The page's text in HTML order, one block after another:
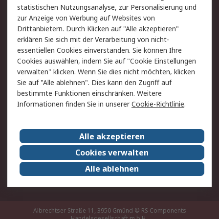
Hilfe
Rechtliches
RS Verkaufs- und
Lieferbedingungen
Datenschutz
Cookie-Richtlinie
Zahlungsbedingungen
Impressum
Webseite Konditionen
RS weltweit
Karriere bei RS
Nachhaltigkeit
Qualität/Zertifikate
Presse-Center
Event-Center
Albrechtser Straße 11, 3950 Gmünd © RS Components
statistischen Nutzungsanalyse, zur Personalisierung und
zur Anzeige von Werbung auf Websites von
Drittanbietern. Durch Klicken auf "Alle akzeptieren"
erklären Sie sich mit der Verarbeitung von nicht-
essentiellen Cookies einverstanden. Sie können Ihre
Cookies auswählen, indem Sie auf "Cookie Einstellungen
verwalten" klicken. Wenn Sie dies nicht möchten, klicken
Sie auf "Alle ablehnen". Dies kann den Zugriff auf
bestimmte Funktionen einschränken. Weitere
Informationen finden Sie in unsererCookie-Richtlinie.
Alle akzeptieren
Cookies verwalten
Alle ablehnen